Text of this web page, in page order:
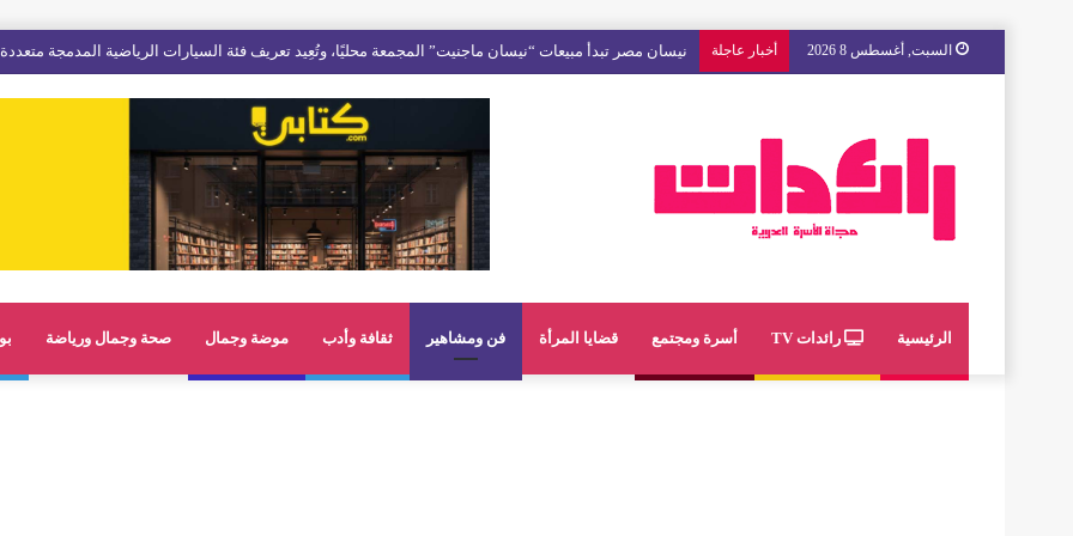
السبت, أغسطس 8 2026 أخبار عاجلة مع « The Next Ad » ، إنوي يُسند حملته الإعلانية المقبلة إلى الشباب المغربي
الرئيسية رائدات TV أسرة ومجتمع قضايا المرأة فن ومشاهير ثقافة وأدب موضة وجمال صحة وجمال ورياضة